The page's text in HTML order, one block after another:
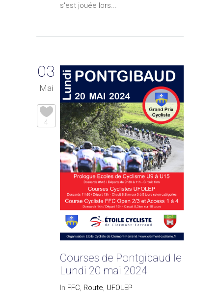
s'est jouée lors...
03
Mai
4
Courses de Pontgibaud le
Lundi 20 mai 2024
In FFC, Route, UFOLEP